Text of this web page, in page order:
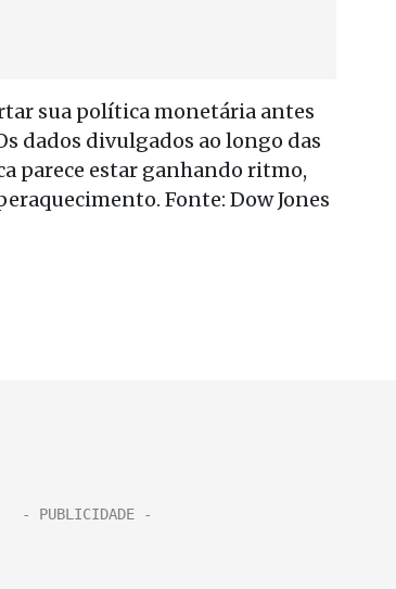
sua política monetária antes
dados divulgados ao longo das
parece estar ganhando ritmo,
Fonte: Dow Jones